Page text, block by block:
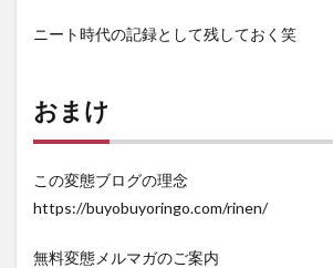
ニート時代の記録として残しておく笑
おまけ
この変態ブログの理念
https://buyobuyoringo.com/rinen/
無料変態メルマガのご案内